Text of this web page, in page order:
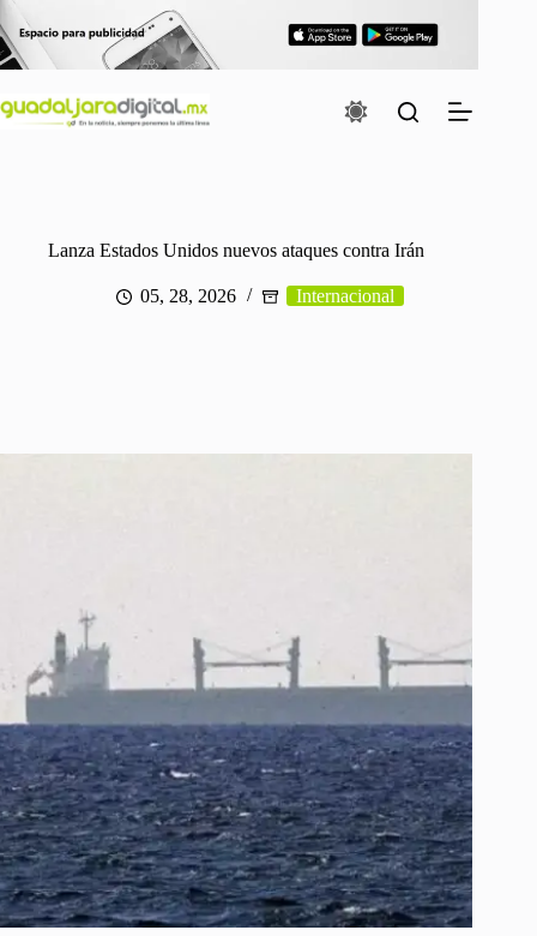
al
contenido
Lanza Estados Unidos nuevos ataques contra Irán
05, 28, 2026 Internacional